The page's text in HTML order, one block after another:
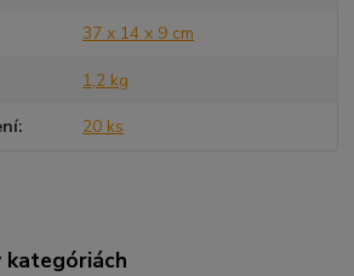
37 x 14 x 9 cm
1,2 kg
20 ks
kategóriách